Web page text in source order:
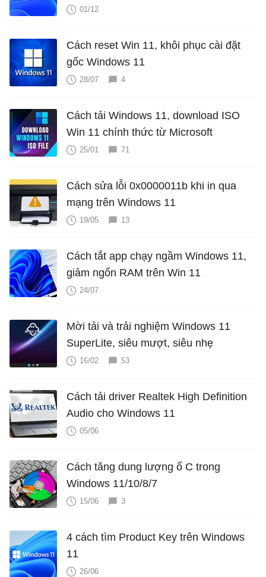
01/12
Cách reset Win 11, khôi phục cài đặt
gốc Windows 11
28/07 4
Cách tải Windows 11, download ISO
Win 11 chính thức từ Microsoft
25/01 71
Cách sửa lỗi 0x0000011b khi in qua
mạng trên Windows 11
19/05 13
Cách tắt app chạy ngầm Windows 11,
giảm ngốn RAM trên Win 11
24/07
Mời tải và trải nghiệm Windows 11
SuperLite, siêu mượt, siêu nhẹ
16/02 53
Cách tải driver Realtek High Definition
Audio cho Windows 11
05/06
Cách tăng dung lượng ổ C trong
Windows 11/10/8/7
15/06 3
4 cách tìm Product Key trên Windows
11
26/06